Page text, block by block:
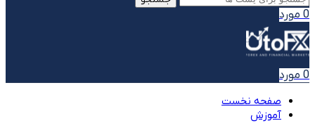
0 مورد
0 مورد
صفحه نخست
آموزش